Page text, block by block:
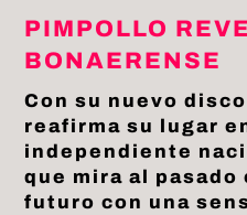
PIMPOLLO
BONAERENSE
Con su nuevo
reafirma su lugar
independiente
que mira al pasado
futuro con una